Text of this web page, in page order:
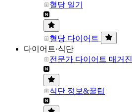
혈당 일기
혈당 다이어트
다이어트·식단
전문가 다이어트 매거진
식단 정보&꿀팁